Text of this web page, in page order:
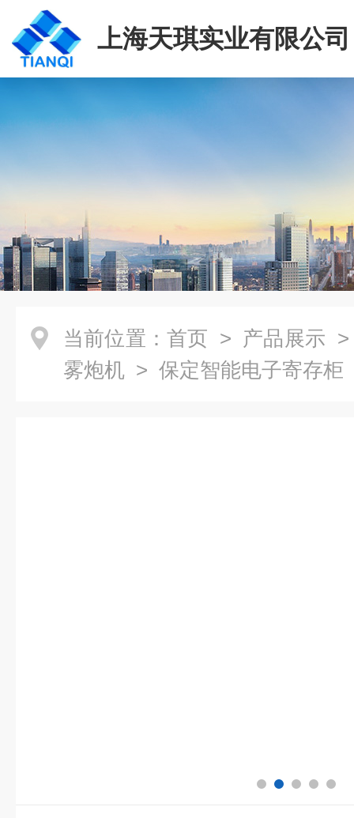
上海天琪实业有限公司
当前位置： 首页 > 产品展示
雾炮机 > 保定智能电子寄存柜